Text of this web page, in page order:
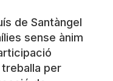
de Santàngel
sense ànim
per